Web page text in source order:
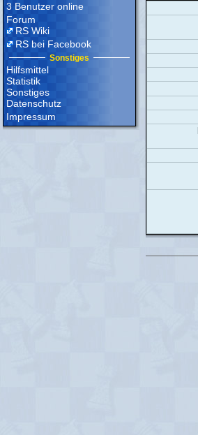
3 Benutzer online
Forum
RS Wiki
RS bei Facebook
Sonstiges
Hilfsmittel
Statistik
Sonstiges
Datenschutz
Impressum